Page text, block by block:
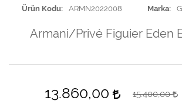
Ürün Kodu ARMN2022008 Marka
Armani/Privé Figuier Eden
13.860,00 15.400,00